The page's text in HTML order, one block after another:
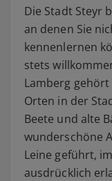
Die Stadt Steyr
an denen Sie
kennenlernen
stets
Lamberg
Orten in der
Beete und alte
wunderschöne
Leine geführt,
ausdrücklich